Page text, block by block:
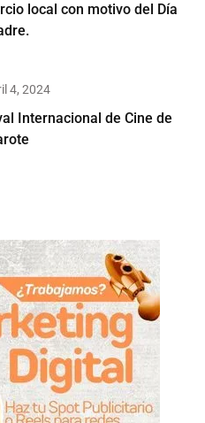
local con motivo del Día
4, 2024
Internacional de Cine de